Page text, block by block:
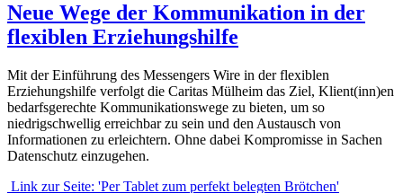
Neue Wege der Kommunikation in der
flexiblen Erziehungshilfe
Mit der Einführung des Messengers Wire in der flexiblen
Erziehungshilfe verfolgt die Caritas Mülheim das Ziel, Klient(inn)en
bedarfsgerechte Kommunikationswege zu bieten, um so
niedrigschwellig erreichbar zu sein und den Austausch von
Informationen zu erleichtern. Ohne dabei Kompromisse in Sachen
Datenschutz einzugehen.
Link zur Seite: 'Per Tablet zum perfekt belegten Brötchen'